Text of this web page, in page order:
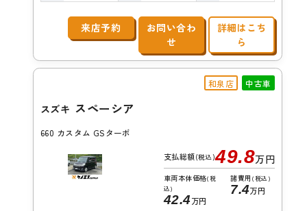
来店予約
お問い合わ
せ
詳細はこち
ら
和泉店 中古車
スズキ スペーシア
660 カスタム GSターボ
支払総額(税込)49.8万円
車両本体価格(税
込)
42.4万円
諸費用 (税込)
7.4万円